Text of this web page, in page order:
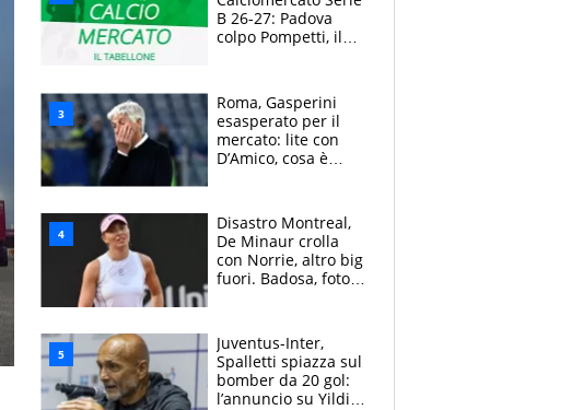
B 26-27: Padova
colpo Pompetti, il
Roma, Gasperini
esasperato per il
mercato: lite con
D’Amico, cosa è
Disastro Montreal,
De Minaur crolla
con Norrie, altro big
fuori. Badosa, foto
Juventus-Inter,
Spalletti spiazza sul
bomber da 20 gol:
l’annuncio su Yildiz